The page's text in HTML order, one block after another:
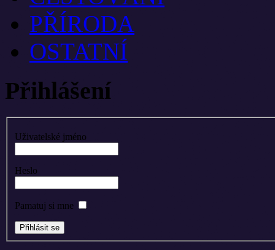
PŘÍRODA
OSTATNÍ
Přihlášení
Uživatelské jméno
Heslo
Pamatuj si mne